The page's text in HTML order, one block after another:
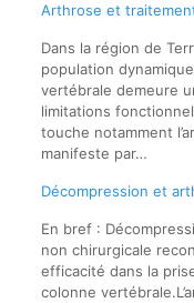
Arthrose et
Dans la région de
population
vertébrale demeure
limitations
touche notamment
manifeste par…
Décompression et
En bref :
non chirurgicale
efficacité dans la
colonne